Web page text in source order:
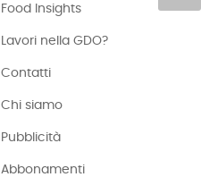
Food Insights
Lavori nella GDO?
Contatti
Chi siamo
Pubblicità
Abbonamenti